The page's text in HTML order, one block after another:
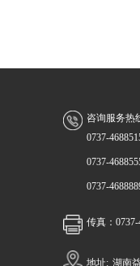
咨询服务热
0737-
0737-
0737-
传真：0737-
地址: 湖南